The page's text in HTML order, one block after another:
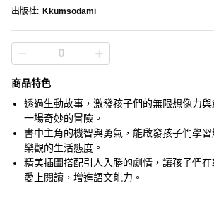
出版社: Kkumsodami
商品特色
透過生動故事，激發孩子們的無限想像力
一場奇妙的冒險。
書中主角的機智與勇氣，能啟發孩子們學
樂觀的生活態度。
精美插圖搭配引人入勝的劇情，讓孩子們在
愛上閱讀，增進語文能力。